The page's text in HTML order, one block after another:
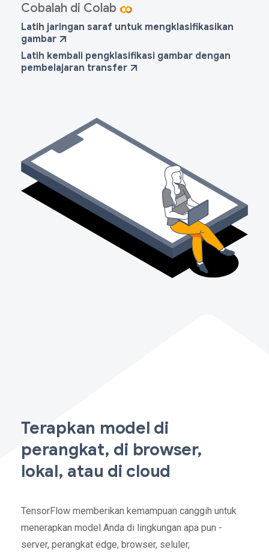
Cobalah di Colab
Latih jaringan saraf untuk mengklasifikasikan
gambar
Latih kembali pengklasifikasi gambar dengan
pembelajaran transfer
Terapkan model di
perangkat, di browser,
lokal, atau di cloud
TensorFlow memberikan kemampuan canggih untuk
menerapkan model Anda di lingkungan apa pun -
server, perangkat edge, browser, seluler,